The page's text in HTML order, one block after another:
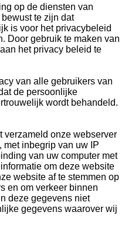
op de diensten van
te zijn dat
is voor het privacybeleid
Door gebruik te maken van
het privacy beleid te
van alle gebruikers van
de persoonlijke
wordt behandeld.
verzameld onze webserver
met inbegrip van uw IP
van uw computer met
om deze website
website af te stemmen op
en om verkeer binnen
deze gegevens niet
gegevens waarover wij